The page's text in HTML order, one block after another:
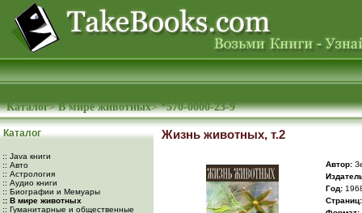
Каталог>В мире животных>*570-0000-23-9
Каталог
:: Java книги
:: Авто
:: Астрология
:: Аудио книги
:: Биографии и Мемуары
:: В мире животных
:: Гуманитарные и общественные
Жизнь животных, т.2
Автор:
Год:
Cтраниц: